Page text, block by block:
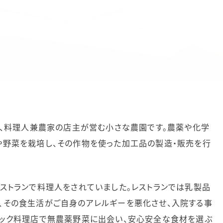
理人兼農家の店主が営む小さな農園です。農薬や化学
菜を栽培し、その作物を使った加工品の製造・販売を行
ランで料理人をされていました。レストランでは乳製品
の食生活がご自身のアレルギーを悪化させ、入院する事
ク料理店で無農薬野菜に出会い、安心安全な食材を選ぶ